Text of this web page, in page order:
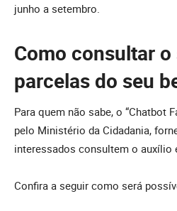
junho a setembro.
Como consultar
parcelas do seu
Para quem não sabe, o “Chatbot
pelo Ministério da Cidadania,
interessados consultem o auxílio
Confira a seguir como será